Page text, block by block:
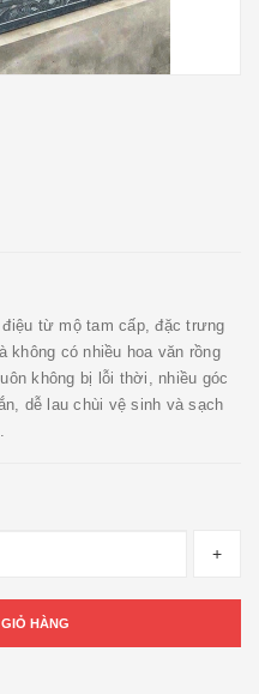
từ mộ tam cấp, đặc trưng
không có nhiều hoa văn rồng
không bị lỗi thời, nhiều góc
dễ lau chùi vệ sinh và sạch
+
HÀNG